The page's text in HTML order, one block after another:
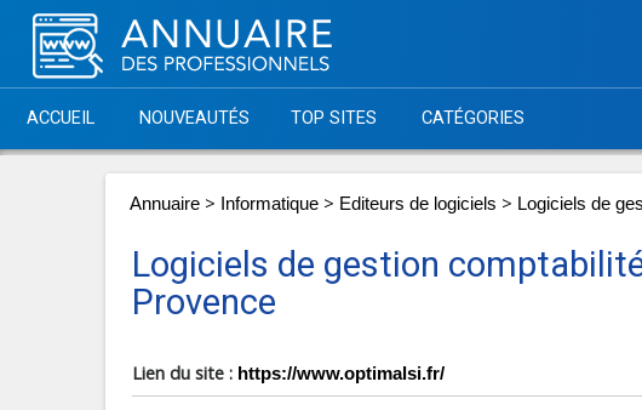
ACCUEIL NOUVEAUTÉS TOP SITES CATÉGORIES
Annuaire > Informatique > Editeurs de logiciels > Logiciels de
Logiciels de gestion
Provence
Lien du site : https://www.optimalsi.fr/